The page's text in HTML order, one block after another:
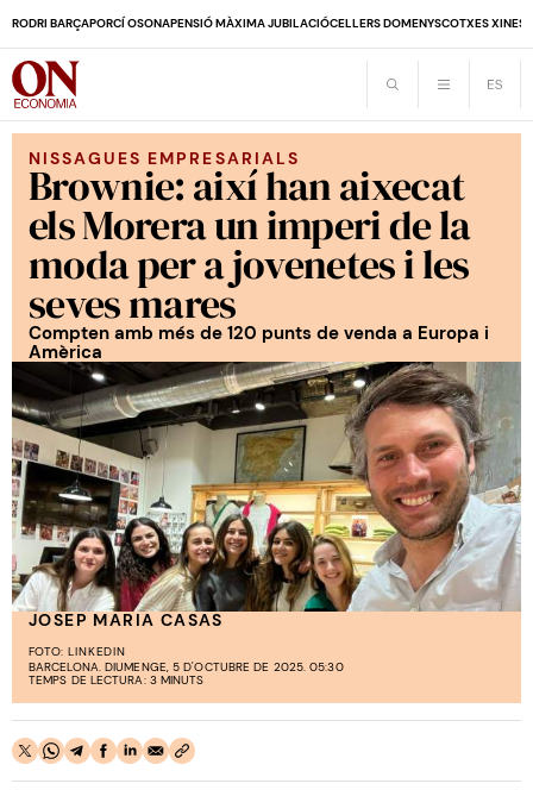
RODRI BARÇAPORCÍ OSONAPENSIÓ MÀXIMA JUBILACIÓCELLERS DOMENYSCOTXES
NISSAGUES EMPRESARIALS
Brownie: així han aixecat
els Morera un imperi de la
moda per a jovenetes i les
seves mares
Compten amb més de 120 punts de venda a Europa i
Amèrica
JOSEP MARIA CASAS
FOTO: LINKEDIN
BARCELONA. DIUMENGE, 5 D'OCTUBRE DE 2025. 05:30
TEMPS DE LECTURA: 3 MINUTS